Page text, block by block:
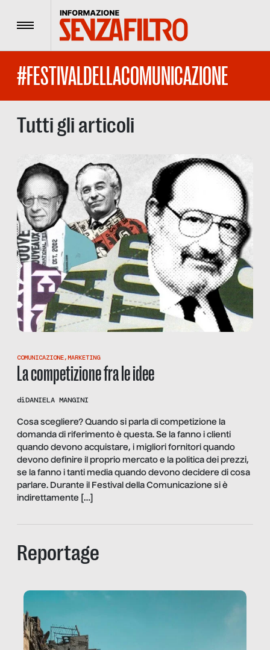
Menu
#FESTIVALDELLACOMUNICAZIONE
Tutti gli articoli
COMUNICAZIONE,MARKETING
La competizione fra le idee
diDANIELA MANGINI
Cosa scegliere? Quando si parla di competizione la
domanda di riferimento è questa. Se la fanno i clienti
quando devono acquistare, i migliori fornitori quando
devono definire il proprio mercato e la politica dei prezzi,
se la fanno i tanti media quando devono decidere di cosa
parlare. Durante il Festival della Comunicazione si è
indirettamente […]
Reportage